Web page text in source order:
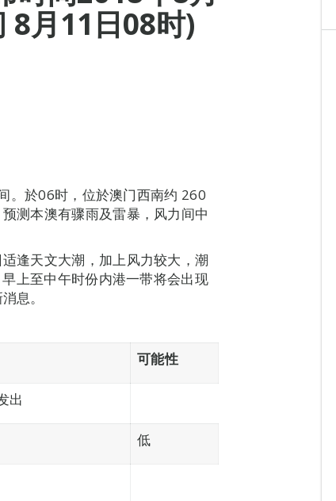
8月11日08时)
。於06时，位於澳门西南约 260
测本澳有骤雨及雷暴，风力间中
逢天文大潮，加上风力较大，潮
上至中午时份内港一带将会出现
息。
可能性
出
低